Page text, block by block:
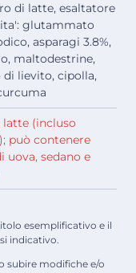
di latte, esaltatore
glutammato
asparagi 3.8%,
maltodestrine,
lievito, cipolla,
latte (incluso
può contenere
uova, sedano e
esemplificativo e il
indicativo.
subire modifiche e/o